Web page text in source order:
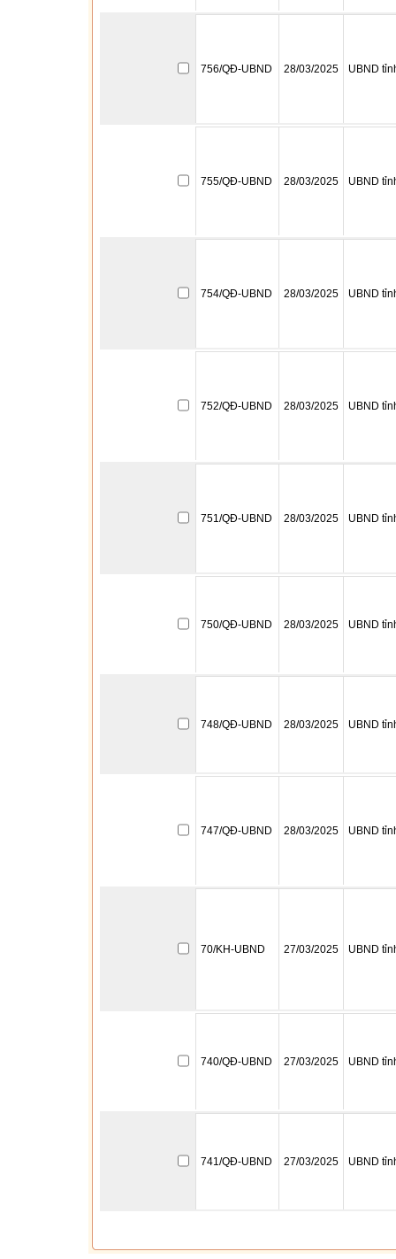
756/QĐ-UBND 28/03/2025 UBND
755/QĐ-UBND 28/03/2025 UBND
754/QĐ-UBND 28/03/2025 UBND
752/QĐ-UBND 28/03/2025 UBND
751/QĐ-UBND 28/03/2025 UBND
750/QĐ-UBND 28/03/2025 UBND
748/QĐ-UBND 28/03/2025 UBND
747/QĐ-UBND 28/03/2025 UBND
70/KH-UBND 27/03/2025 UBND
740/QĐ-UBND 27/03/2025 UBND
741/QĐ-UBND 27/03/2025 UBND